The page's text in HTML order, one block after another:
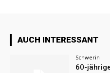
AUCH INTERESSANT
Schwerin
60-